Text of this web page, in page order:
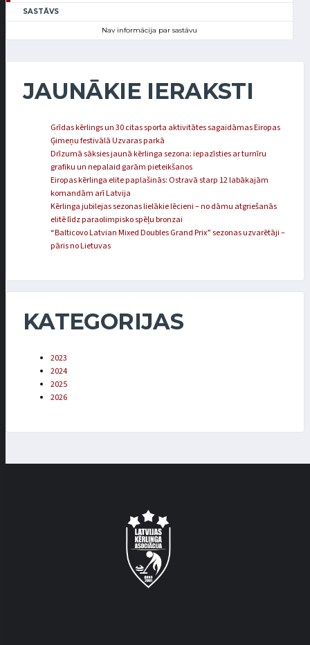
SASTĀVS
Nav informācija par sastāvu
JAUNĀKIE IERAKSTI
Grīdas kērlings un 30 citas sporta aktivitātes sagaidāmas Eiropas
Ģimeņu festivālā Uzvaras parkā
Drīzumā sāksies jaunā kērlinga sezona: iepazīsties ar turnīru
grafiku un nepalaid garām pieteikšanos
Eiropas kērlinga elite paplašinās: Ostravā starp 12 labākajām
komandām arī Latvija
Kērlinga jubilejas sezonas lielākie lēcieni – no dāmu atgriešanās
elitē līdz paraolimpisko spēļu bronzai
“Balticovo Latvian Mixed Doubles Grand Prix” sezonas uzvarētāji –
pāris no Lietuvas
KATEGORIJAS
2023
2024
2025
2026